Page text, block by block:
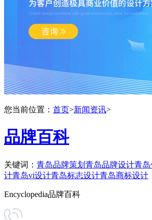
您当前位置： 首页>新闻资讯>
品牌百科
关键词： 青岛品牌策划 青岛品牌设计青
计青岛vi设计青岛标志设计青岛商标设计
Encyclopedia品牌百科